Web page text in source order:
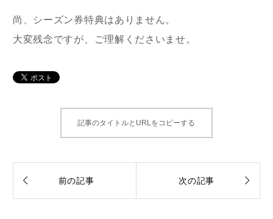
尚、シーズン券特典はありません。
大変残念ですが、ご理解くださいませ。
記事のタイトルとURLをコピーする
 前の記事 次の記事 